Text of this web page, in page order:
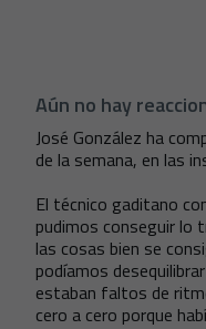
Aún no hay
José González ha
de la semana, en las
El técnico gaditano
pudimos conseguir lo
las cosas bien se
podíamos
estaban faltos de
cero a cero porque